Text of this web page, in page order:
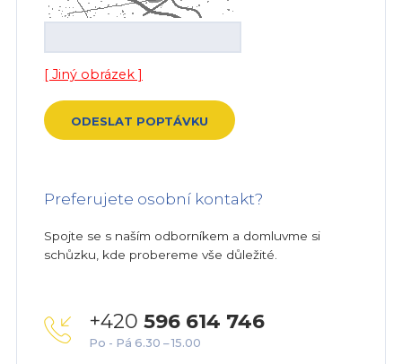
[ Jiný obrázek ]
Preferujete osobní kontakt?
Spojte se s naším odborníkem a domluvme si
schůzku, kde probereme vše důležité.
+420 596 614 746
Po - Pá 6.30 – 15.00